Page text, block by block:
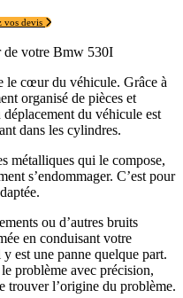
vos devis
de votre Bmw 530I
le cœur du véhicule. Grâce à
organisé de pièces et
déplacement du véhicule est
dans les cylindres.
métalliques qui le compose,
s’endommager. C’est pour
ou d’autres bruits
en conduisant votre
est une panne quelque part.
problème avec précision,
trouver l’origine du problème.